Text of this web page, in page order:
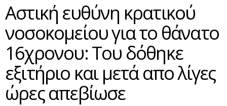
Αστική ευθύνη κρατικού
νοσοκομείου για το θάνατο
16χρονου: Του δόθηκε
εξιτήριο και μετά απο λίγες
ώρες απεβίωσε